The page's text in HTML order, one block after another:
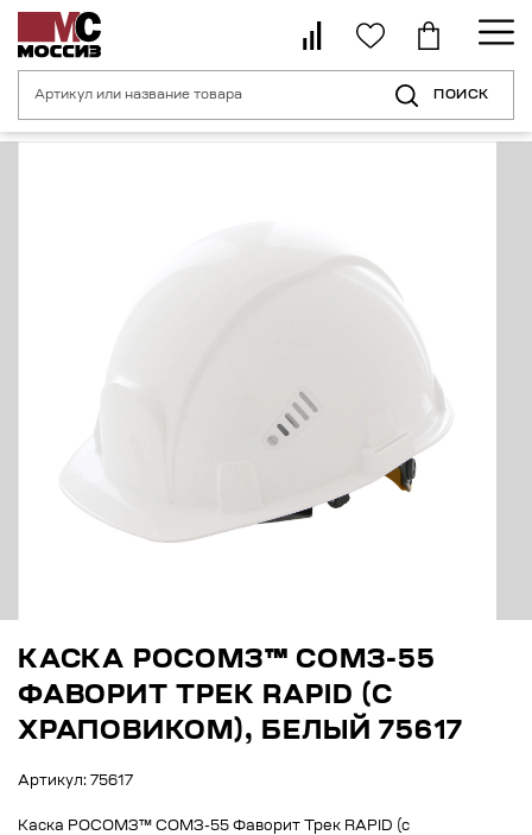
ПОИСК
Главная страница Средства индивидуальной защиты
КАСКА РОСОМЗ™ СОМЗ-55
ФАВОРИТ ТРЕК RAPID (С
ХРАПОВИКОМ), БЕЛЫЙ 75617
Артикул: 75617
Каска РОСОМЗ™ СОМЗ-55 Фаворит Трек RAPID (с